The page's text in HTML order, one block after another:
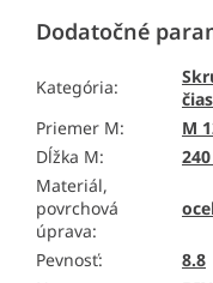
Dodatočné
Kategória:
Priemer M:
M
Dĺžka M:
Materiál,
povrchová
úprava:
Pevnosť:
8.8